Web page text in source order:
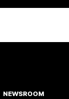
NEWSROOM